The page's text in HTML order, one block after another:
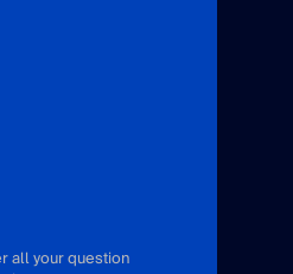
all your question